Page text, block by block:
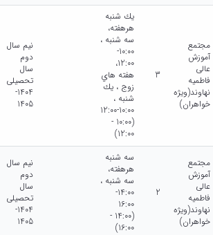
مجتمع
آموزش
عالی
فاطمیه
نهاوند(ویژه
خواهران)
3
يك شنبه
هرهفته،
سه شنبه ،
10:00-
12:00،
هفته هاي
زوج ، يك
شنبه ،
10:00-12:00
(10:00 -
12:00)
نیم سال
دوم
سال
تحصیلی
1404-
1405
مجتمع
آموزش
عالی
فاطمیه
نهاوند(ویژه
خواهران)
2
سه شنبه
هرهفته،
سه شنبه ،
14:00-
16:00
(14:00 -
16:00)
نیم سال
دوم
سال
تحصیلی
1404-
1405